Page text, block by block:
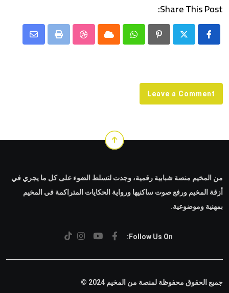
Share This Post:
Pinterest
Whatsapp
Cloud
StumbleUpon
Print
Share
Leave a Comment
من المخيم منصة شبابية رقمية، وجدت لتسلط الضوء على كل ما يجري في
أزقة المخيم ورفع صوت ساكنيها ورواية الحكايات المتراكمة في المخيم
بمهنية وموضوعية.
Follow Us On:
جميع الحقوق محفوظة لمنصة من المخيم 2024 ©